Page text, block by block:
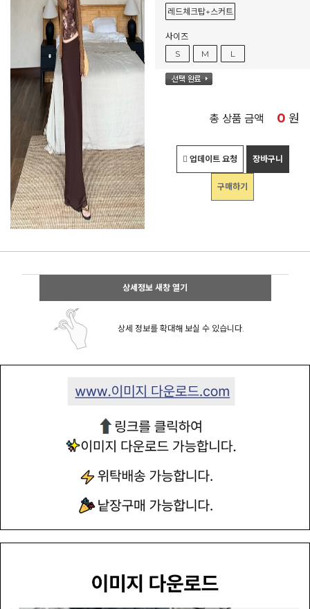
레드체크탑+스커트
사이즈
S
M L
총 상품 금액 0 원
업데이트 요청 장바구니
구매하기
상세정보 새창 열기
상세 정보를 확대해 보실 수 있습니다.